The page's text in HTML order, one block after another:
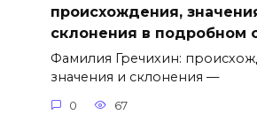
происхождения,
склонения в подробном
Фамилия Гречихин:
значения и склонения —
0 67